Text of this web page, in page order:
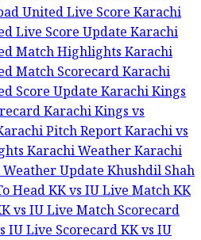
United Live ScoreKarachi
Live Score UpdateKarachi
Match HighlightsKarachi
Match ScorecardKarachi
Score UpdateKarachi Kings
Karachi Kings vs
Pitch ReportKarachi vs
Karachi WeatherKarachi
UpdateKhushdil Shah
HeadKK vs IU Live MatchKK
vs IU Live Match Scorecard
IU Live ScorecardKK vs IU